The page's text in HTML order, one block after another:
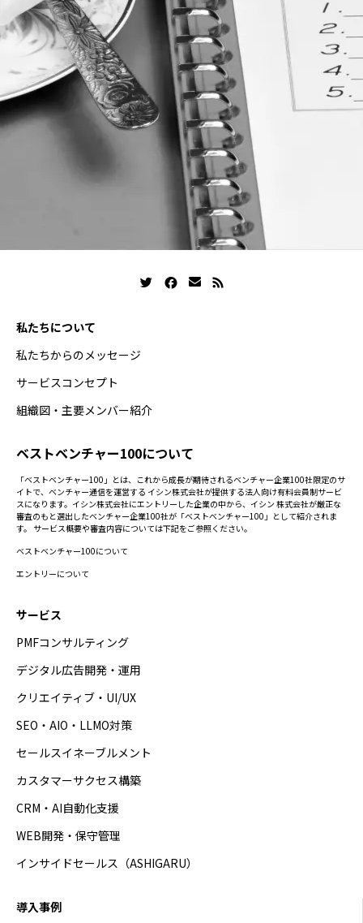
私たちについて
私たちからのメッセージ
サービスコンセプト
組織図・主要メンバー紹介
ベストベンチャー100について
「ベストベンチャー100」とは、これから成長が期待されるベンチャー企業100社限定のサ
イトで、ベンチャー通信を運営する イシン株式会社が提供する法人向け有料会員制サービ
スになります。イシン株式会社にエントリーした企業の中から、イシン 株式会社が厳正な
審査のもと選出したベンチャー企業100社が「ベストベンチャー100」として紹介されま
す。 サービス概要や審査内容については下記をご参照ください。
ベストベンチャー100について
エントリーについて
サービス
PMFコンサルティング
デジタル広告開発・運用
クリエイティブ・UI/UX
SEO・AIO・LLMO対策
セールスイネーブルメント
カスタマーサクセス構築
CRM・AI自動化支援
WEB開発・保守管理
インサイドセールス（ASHIGARU）
導入事例